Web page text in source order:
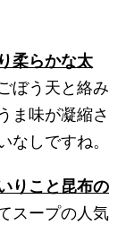
柔らかな太
ぼう天と絡み
ま味が凝縮さ
なしですね。
りこと昆布の
スープの人気